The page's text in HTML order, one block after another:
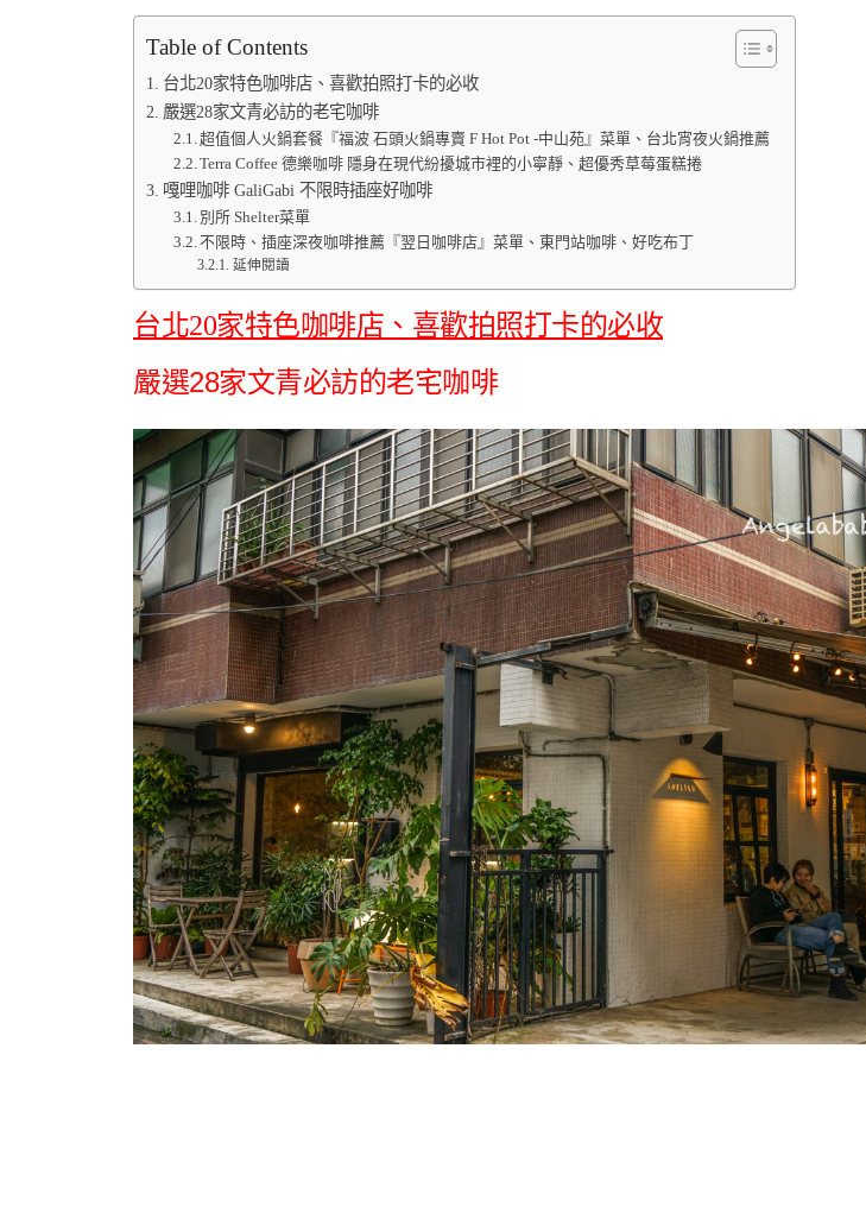
Table of Contents
台北20家特色咖啡店、喜歡拍照打卡的必收
嚴選28家文青必訪的老宅咖啡
超值個人火鍋套餐『福波 石頭火鍋專賣 F Hot Pot -中山苑』菜單、台北宵夜火鍋推薦
Terra Coffee 德樂咖啡 隱身在現代紛擾城市裡的小寧靜、超優秀草莓蛋糕捲
嘎哩咖啡 GaliGabi 不限時插座好咖啡
別所 Shelter菜單
不限時、插座深夜咖啡推薦『翌日咖啡店』菜單、東門站咖啡、好吃布丁
延伸閱讀
台北20家特色咖啡店、喜歡拍照打卡的必收
嚴選28家文青必訪的老宅咖啡